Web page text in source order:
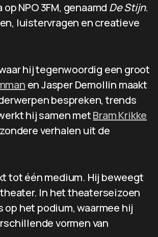
NPO 3FM, genaamd De Stijn.
luistervragen en creatieve
hij tegenwoordig een groot
en Jasper Demollin maakt
bespreken, trends
hij samen metBram Krikke
verhalen uit de
tot één medium. Hij beweegt
In het theaterseizoen
het podium, waarmee hij
vormen van